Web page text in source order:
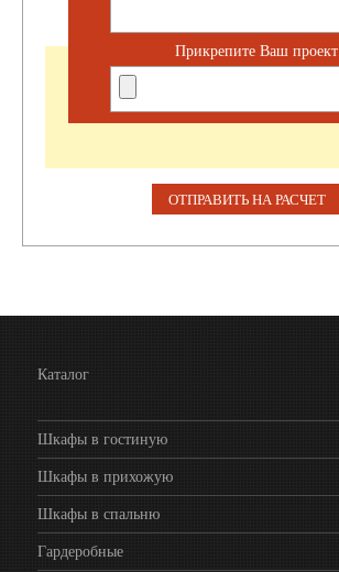
Прикрепите Ваш проект
Каталог
Шкафы в гостиную
Шкафы в прихожую
Шкафы в спальню
Гардеробные